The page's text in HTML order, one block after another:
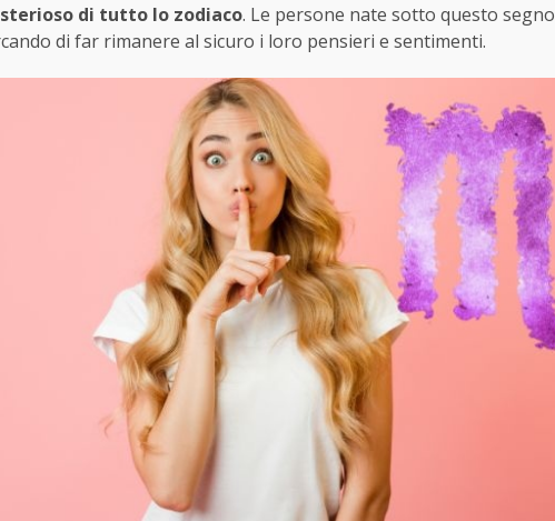
di tutto lo zodiaco. Le persone nate sotto questo segno
di far rimanere al sicuro i loro pensieri e sentimenti.